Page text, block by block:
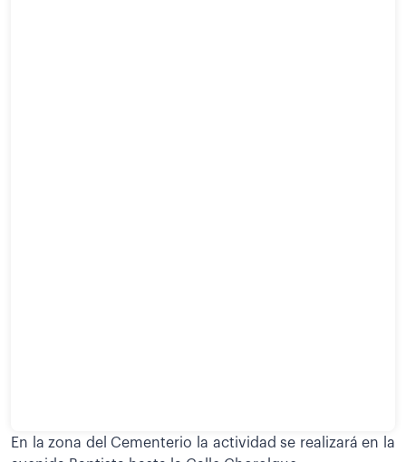
En la zona del Cementerio la actividad se realizará en la